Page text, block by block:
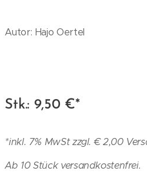
Autor: Hajo Oertel
Stk.: 9,50 €*
*inkl. 7% MwSt zzgl. € 2,00
Ab 10 Stück versandkostenfrei.